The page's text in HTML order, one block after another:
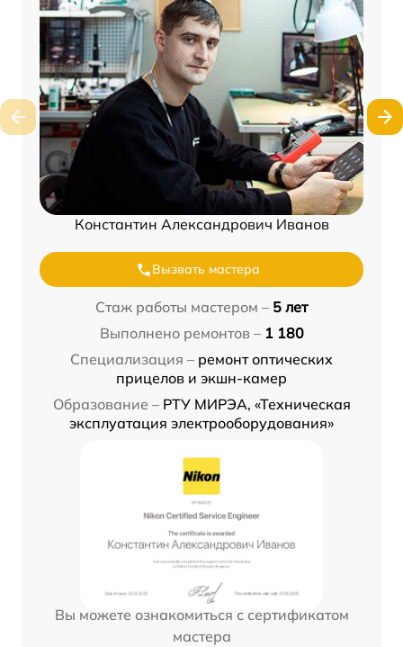
Константин Александрович Иванов
Вызвать мастера
Стаж работы мастером – 5 лет
Выполнено ремонтов – 1 180
Специализация – ремонт оптических
прицелов и экшн-камер
Образование – РТУ МИРЭА, «Техническая
эксплуатация электрооборудования»
Вы можете ознакомиться с сертификатом
мастера